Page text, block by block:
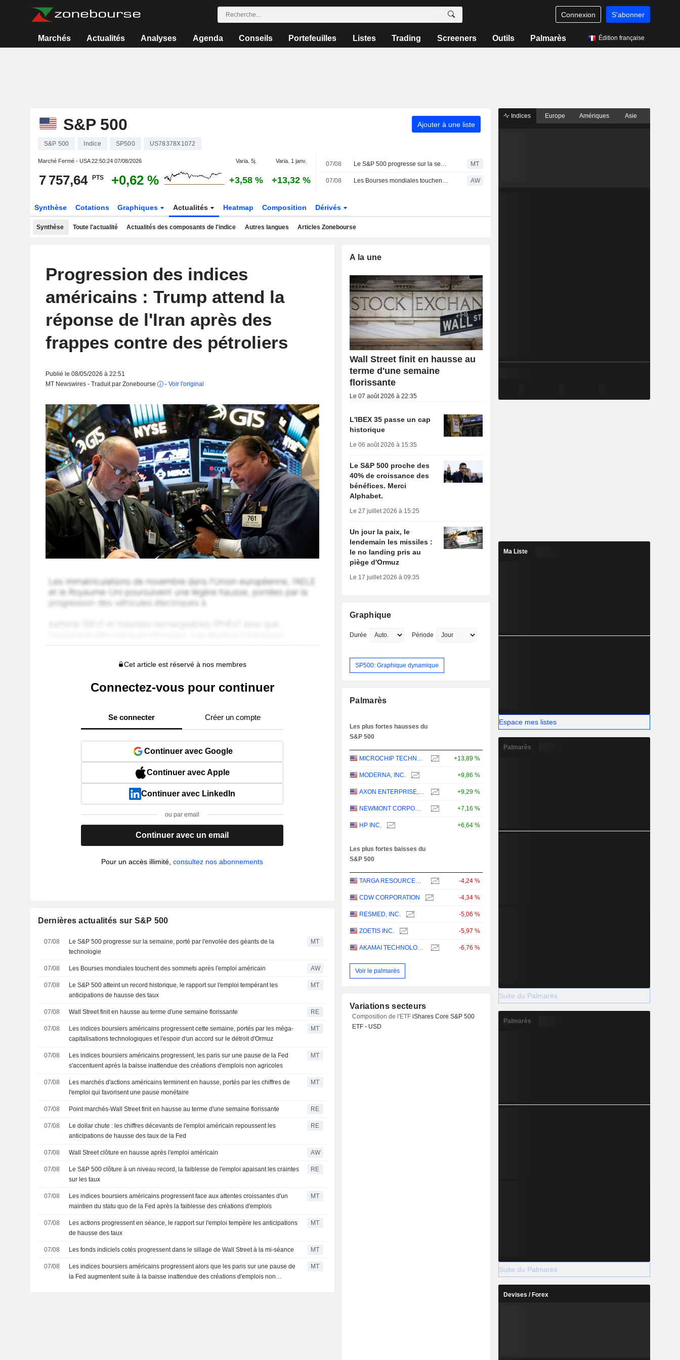
Connexion S'abonner
Marchés Actualités Analyses Agenda Conseils Portefeuilles Listes Trading Screeners Outils Palmarès Édition française
S&P 500 Ajouter à une liste
S&P 500 Indice SP500 US78378X1072
Marché Fermé - USA22:50:24 07/08/2026 Varia. 5j. Varia. 1 janv.
7 757,64 PTS +0,62 % +3,58 % +13,32 %
07/08 Le S&P 500 progresse sur la semaine, porté par l'envolée des géants de la technologie MT
07/08 Les Bourses mondiales touchent des sommets après l'emploi américain AW
Synthèse Cotations Graphiques Actualités Heatmap Composition Dérivés
Synthèse Toute l'actualité Actualités des composants de l'indice Autres langues Articles Zonebourse
Progression des indices
américains : Trump attend la
réponse de l'Iran après des
frappes contre des pétroliers
Publié le 08/05/2026 à 22:51
MT Newswires - Traduit par Zonebourse
- Voir l'original
Cet article est réservé à nos membres
Connectez-vous pour continuer
Se connecter Créer un compte
Continuer avec Google
Continuer avec Apple
Continuer avec LinkedIn
ou par email
Continuer avec un email
Pour un accès illimité,consultez nos abonnements
Dernières actualités sur S&P 500
07/08
Le S&P 500 progresse sur la semaine, porté par l'envolée des géants de la
technologie
MT
07/08 Les Bourses mondiales touchent des sommets après l'emploi américain AW
07/08
Le S&P 500 atteint un record historique, le rapport sur l'emploi tempérant les
anticipations de hausse des taux
MT
07/08 Wall Street finit en hausse au terme d'une semaine florissante RE
07/08
Les indices boursiers américains progressent cette semaine, portés par les méga-
capitalisations technologiques et l'espoir d'un accord sur le détroit d'Ormuz
MT
07/08
Les indices boursiers américains progressent, les paris sur une pause de la Fed
s'accentuent après la baisse inattendue des créations d'emplois non agricoles
MT
07/08
Les marchés d'actions américains terminent en hausse, portés par les chiffres de
l'emploi qui favorisent une pause monétaire
MT
07/08 Point marchés-Wall Street finit en hausse au terme d'une semaine florissante RE
07/08
Le dollar chute : les chiffres décevants de l'emploi américain repoussent les
anticipations de hausse des taux de la Fed
RE
07/08 Wall Street clôture en hausse après l'emploi américain AW
07/08
Le S&P 500 clôture à un niveau record, la faiblesse de l'emploi apaisant les craintes
sur les taux
RE
07/08
Les indices boursiers américains progressent face aux attentes croissantes d'un
maintien du statu quo de la Fed après la faiblesse des créations d'emplois
MT
07/08
Les actions progressent en séance, le rapport sur l'emploi tempère les anticipations
de hausse des taux
MT
07/08 Les fonds indiciels cotés progressent dans le sillage de Wall Street à la mi-séance MT
07/08
Les indices boursiers américains progressent alors que les paris sur une pause de
la Fed augmentent suite à la baisse inattendue des créations d'emplois non
MT
A la une
Wall Street finit en hausse au
terme d'une semaine
florissante
Le 07 août 2026 à 22:35
L'IBEX 35 passe un cap
historique
Le 06 août 2026 à 15:35
Le S&P 500 proche des
40% de croissance des
bénéfices. Merci
Alphabet.
Le 27 juillet 2026 à 15:25
Un jour la paix, le
lendemain les missiles :
le no landing pris au
piège d'Ormuz
Le 17 juillet 2026 à 09:35
Graphique
Durée Période
SP500: Graphique dynamique
Palmarès
Les plus fortes hausses du
S&P 500
MICROCHIP TECHNOLOGY INCORPORATED +13,89 %
MODERNA, INC. +9,86 %
AXON ENTERPRISE, INC. +9,29 %
NEWMONT CORPORATION +7,16 %
HP INC. +6,64 %
Les plus fortes baisses du
S&P 500
TARGA RESOURCES CORP. -4,24 %
CDW CORPORATION -4,34 %
RESMED, INC. -5,06 %
ZOETIS INC. -5,97 %
AKAMAI TECHNOLOGIES, INC. -6,76 %
Voir le palmarès
Variations secteurs
Composition de l'ETFiShares Core S&P 500
ETF - USD
Indices Europe Amériques Asie
Ma Liste
Espace mes listes
Palmarès
Suite du Palmarès
Palmarès
Suite du Palmarès
Devises / Forex